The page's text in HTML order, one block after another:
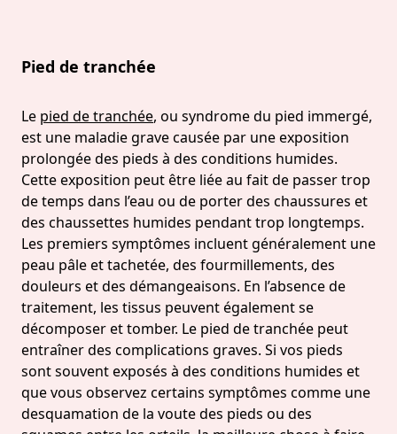
Pied de tranchée
Le pied de tranchée, ou syndrome du pied immergé,
est une maladie grave causée par une exposition
prolongée des pieds à des conditions humides.
Cette exposition peut être liée au fait de passer trop
de temps dans l’eau ou de porter des chaussures et
des chaussettes humides pendant trop longtemps.
Les premiers symptômes incluent généralement une
peau pâle et tachetée, des fourmillements, des
douleurs et des démangeaisons. En l’absence de
traitement, les tissus peuvent également se
décomposer et tomber. Le pied de tranchée peut
entraîner des complications graves. Si vos pieds
sont souvent exposés à des conditions humides et
que vous observez certains symptômes comme une
desquamation de la voute des pieds ou des